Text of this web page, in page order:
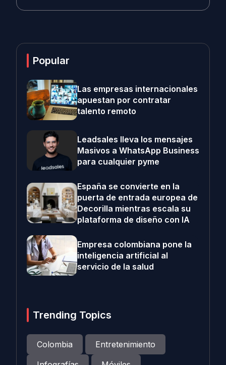
Popular
Las empresas internacionales
apuestan por contratar
talento remoto
Leadsales lleva los mensajes
Masivos a WhatsApp Business
para cualquier pyme
España se convierte en la
puerta de entrada europea de
Decorilla mientras escala su
plataforma de diseño con IA
Empresa colombiana pone la
inteligencia artificial al
servicio de la salud
Trending Topics
Colombia
Entretenimiento